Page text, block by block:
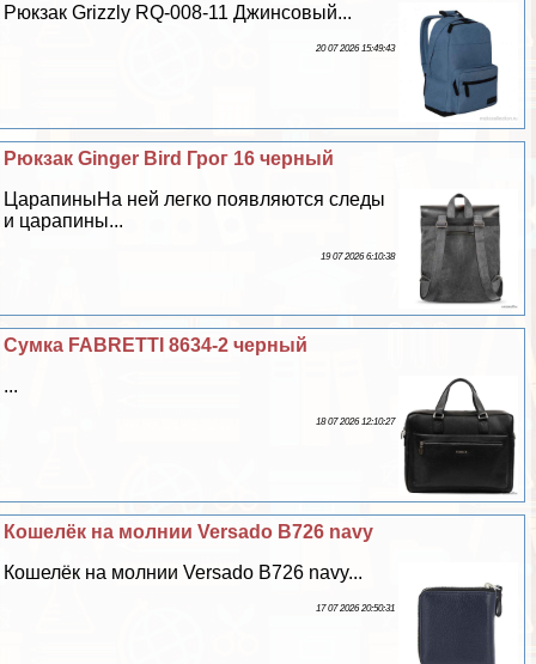
Рюкзак Grizzly RQ-008-11 Джинсовый...
20 07 2026 15:49:43
Рюкзак Ginger Bird Грог 16 черный
ЦарапиныНа ней легко появляются следы
и царапины...
19 07 2026 6:10:38
Сумка FABRETTI 8634-2 черный
...
18 07 2026 12:10:27
Кошелёк на молнии Versado B726 navy
Кошелёк на молнии Versado B726 navy...
17 07 2026 20:50:31